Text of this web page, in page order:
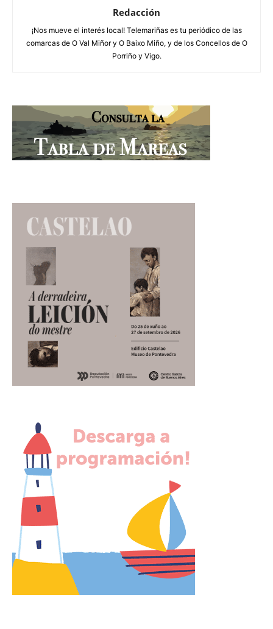
Redacción
¡Nos mueve el interés local! Telemariñas es tu periódico de las
comarcas de O Val Miñor y O Baixo Miño, y de los Concellos de O
Porriño y Vigo.